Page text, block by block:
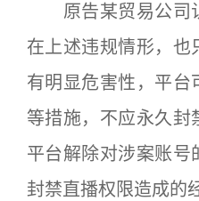
原告某贸易公司
在上述违规情形，也
有明显危害性，平台
等措施，不应永久封
平台解除对涉案账号
封禁直播权限造成的